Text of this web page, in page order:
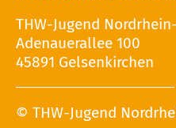
THW-Jugend
Adenauerallee 100
45891 Gelsenkirchen
© THW-Jugend